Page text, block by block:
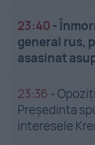
23:40 -
general rus,
asasinat
23:36 -
Președinta
interesele